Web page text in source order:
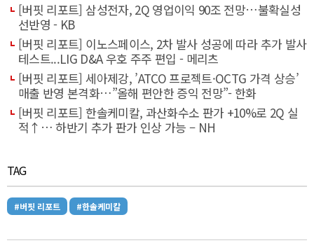
[버핏 리포트] 삼성전자, 2Q 영업이익 90조 전망…불확실성
선반영 - KB
[버핏 리포트] 이노스페이스, 2차 발사 성공에 따라 추가 발사
테스트...LIG D&A 우호 주주 편입 - 메리츠
[버핏 리포트] 세아제강, ’ATCO 프로젝트·OCTG 가격 상승’
매출 반영 본격화…”올해 편안한 증익 전망”- 한화
[버핏 리포트] 한솔케미칼, 과산화수소 판가 +10%로 2Q 실
적↑… 하반기 추가 판가 인상 가능 – NH
TAG
#버핏 리포트 #한솔케미칼